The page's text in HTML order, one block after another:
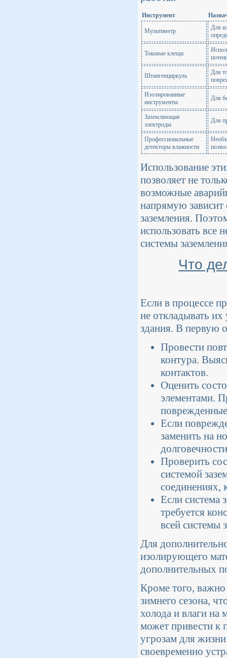
Инструмент
Мультиметр
Для
Токовые клещи
Штангенциркуль
Для
Изолированные
инструменты
Для
Заземляющие
электроды
Для
Профессиональные
детекторы влажности
Использование
позволяет не
возможные
напрямую зависит
заземления.
использовать все
системы
Что
Если в процессе
не откладывать их
здания. В первую
Провести
контура.
контактов.
Оценить
элементами.
Если
заменить на
Проверить
системой
соединениях,
Если система
требуется
всей системы
Для
изолирующего
дополнительных
Кроме того, важно
зимнего сезона,
холода и влаги на
может привести к
угрозам для
своевременно